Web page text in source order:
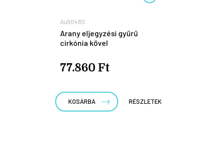
Au5048S
Arany eljegyzési gyűrű
cirkónia kővel
77.860 Ft
KOSÁRBA RÉSZLETEK